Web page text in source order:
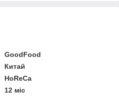
GoodFood
Китай
HoReCa
12 міс